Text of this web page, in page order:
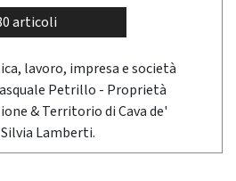
articoli
lavoro, impresa e società
Petrillo - Proprietà
& Territorio di Cava de'
Lamberti.